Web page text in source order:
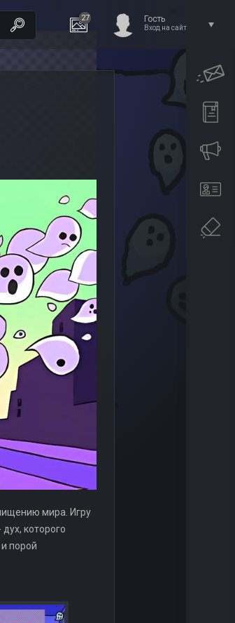
27 Гость
Вход на сайт
мира. Игру
которого
порой